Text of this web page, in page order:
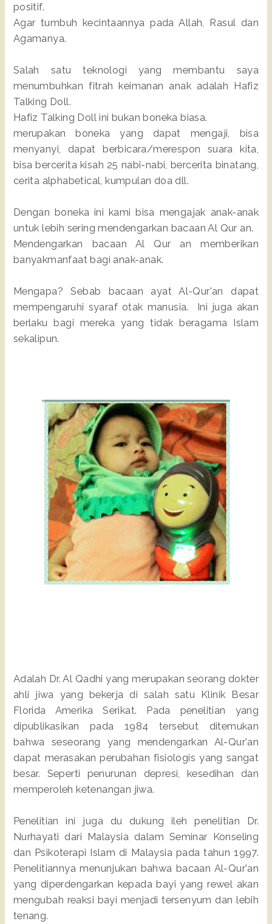
positif.
Agar tumbuh kecintaannya pada Allah, Rasul dan
Agamanya.
Salah satu teknologi yang membantu saya
menumbuhkan fitrah keimanan anak adalah Hafiz
Talking Doll.
Hafiz Talking Doll ini bukan boneka biasa.
merupakan boneka yang dapat mengaji, bisa
menyanyi, dapat berbicara/merespon suara kita,
bisa bercerita kisah 25 nabi-nabi, bercerita binatang,
cerita alphabetical, kumpulan doa dll.
Dengan boneka ini kami bisa mengajak anak-anak
untuk lebih sering mendengarkan bacaan Al Qur an.
Mendengarkan bacaan Al Qur an memberikan
banyakmanfaat bagi anak-anak.
Mengapa? Sebab bacaan ayat Al-Qur'an dapat
mempengaruhi syaraf otak manusia. Ini juga akan
berlaku bagi mereka yang tidak beragama Islam
sekalipun.
Adalah Dr. Al Qadhi yang merupakan seorang dokter
ahli jiwa yang bekerja di salah satu Klinik Besar
Florida Amerika Serikat. Pada penelitian yang
dipublikasikan pada 1984 tersebut ditemukan
bahwa seseorang yang mendengarkan Al-Qur'an
dapat merasakan perubahan fisiologis yang sangat
besar. Seperti penurunan depresi, kesedihan dan
memperoleh ketenangan jiwa.
Penelitian ini juga du dukung ileh penelitian Dr.
Nurhayati dari Malaysia dalam Seminar Konseling
dan Psikoterapi Islam di Malaysia pada tahun 1997.
Penelitiannya menunjukan bahwa bacaan Al-Qur'an
yang diperdengarkan kepada bayi yang rewel akan
mengubah reaksi bayi menjadi tersenyum dan lebih
tenang.